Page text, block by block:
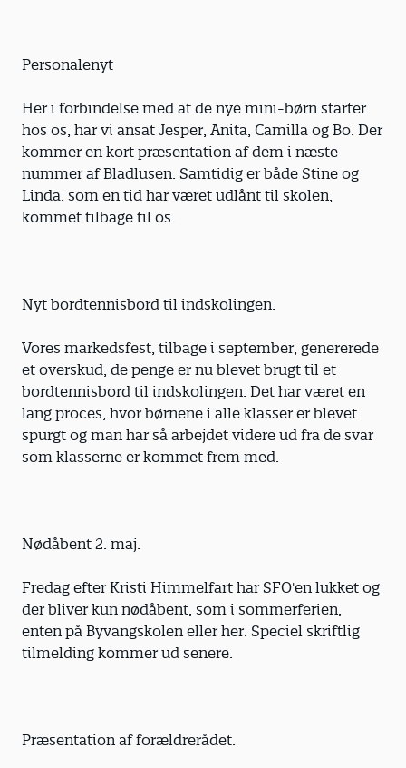
Personalenyt
Her i forbindelse med at de nye mini-børn starter
hos os, har vi ansat Jesper, Anita, Camilla og Bo. Der
kommer en kort præsentation af dem i næste
nummer af Bladlusen. Samtidig er både Stine og
Linda, som en tid har været udlånt til skolen,
kommet tilbage til os.
Nyt bordtennisbord til indskolingen.
Vores markedsfest, tilbage i september, genererede
et overskud, de penge er nu blevet brugt til et
bordtennisbord til indskolingen. Det har været en
lang proces, hvor børnene i alle klasser er blevet
spurgt og man har så arbejdet videre ud fra de svar
som klasserne er kommet frem med.
Nødåbent 2. maj.
Fredag efter Kristi Himmelfart har SFO'en lukket og
der bliver kun nødåbent, som i sommerferien,
enten på Byvangskolen eller her. Speciel skriftlig
tilmelding kommer ud senere.
Præsentation af forældrerådet.